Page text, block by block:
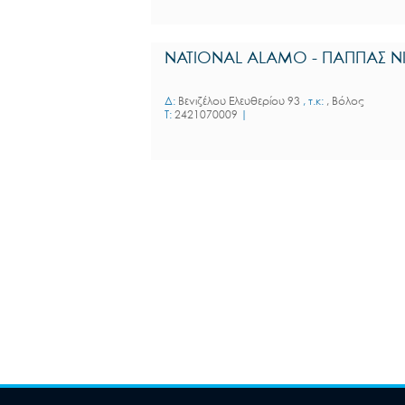
NATIONAL ALAMO - ΠΑΠΠΑΣ
Δ: Βενιζέλου Ελευθερίου 93 , τ.κ: , Βόλος
T: 2421070009 |